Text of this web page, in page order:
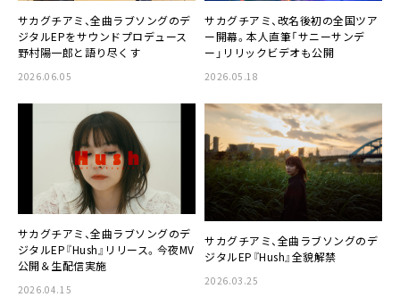
サカグチアミ、全曲ラブソングのデ
ジタルEPをサウンドプロデュース
野村陽一郎と語り尽くす
2026.06.05
サカグチアミ、改名後初の全国ツア
ー開幕。本人直筆「サニーサンデ
ー」リリックビデオも公開
2026.05.18
サカグチアミ、全曲ラブソングのデ
ジタルEP『Hush』リリース。今夜MV
公開＆生配信実施
2026.04.15
サカグチアミ、全曲ラブソングのデ
ジタルEP『Hush』全貌解禁
2026.03.25